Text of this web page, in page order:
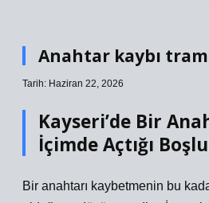
Anahtar kaybı
Tarih: Haziran 22, 2026
Kayseri’de Bir
İçimde Açtığı
Bir anahtarı kaybetmenin bu